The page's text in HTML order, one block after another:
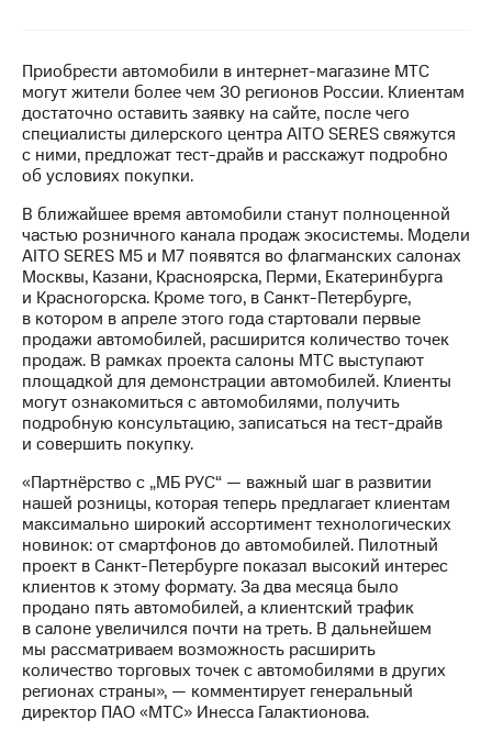
Новости
в
регионе
и акционерам
Корпоративное
управление
Корпоративный
секретарь
Раскрытие
информации
Информация
акционерам
Документы
ПАО
"МТС"
Собрания
акционеров
Личный
кабинет
акционера
Акционерный
капитал
Контроль
и
аудит
Рынок
акций
Описание
Приобрести автомобили в интернет-магазине МТС
могут жители более чем 30 регионов России. Клиентам
достаточно оставить заявку на сайте, после чего
специалисты дилерского центра AITO SERES свяжутся
с ними, предложат тест-драйв и расскажут подробно
об условиях покупки.
В ближайшее время автомобили станут полноценной
частью розничного канала продаж экосистемы. Модели
AITO SERES M5 и M7 появятся во флагманских салонах
Москвы, Казани, Красноярска, Перми, Екатеринбурга
и Красногорска. Кроме того, в Санкт-Петербурге,
в котором в апреле этого года стартовали первые
продажи автомобилей, расширится количество точек
продаж. В рамках проекта салоны МТС выступают
площадкой для демонстрации автомобилей. Клиенты
могут ознакомиться с автомобилями, получить
подробную консультацию, записаться на тест-драйв
и совершить покупку.
«Партнёрство с „МБ РУС“ — важный шаг в развитии
нашей розницы, которая теперь предлагает клиентам
максимально широкий ассортимент технологических
новинок: от смартфонов до автомобилей. Пилотный
проект в Санкт-Петербурге показал высокий интерес
клиентов к этому формату. За два месяца было
продано пять автомобилей, а клиентский трафик
в салоне увеличился почти на треть. В дальнейшем
мы рассматриваем возможность расширить
количество торговых точек с автомобилями в других
регионах страны», — комментирует генеральный
директор ПАО «МТС» Инесса Галактионова.